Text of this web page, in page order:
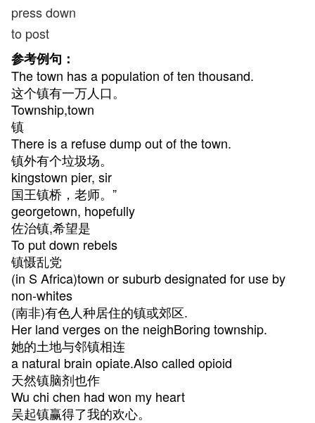
press down
to post
参考例句：
The town has a population of ten thousand.
这个镇有一万人口。
Township,town
镇
There is a refuse dump out of the town.
镇外有个垃圾场。
kingstown pier, sir
国王镇桥，老师。”
georgetown, hopefully
佐治镇,希望是
To put down rebels
镇慑乱党
(in S Africa)town or suburb designated for use by
non-whites
(南非)有色人种居住的镇或郊区.
Her land verges on the neighBoring township.
她的土地与邻镇相连
a natural brain opiate.Also called opioid
天然镇脑剂也作
Wu chi chen had won my heart
吴起镇赢得了我的欢心。